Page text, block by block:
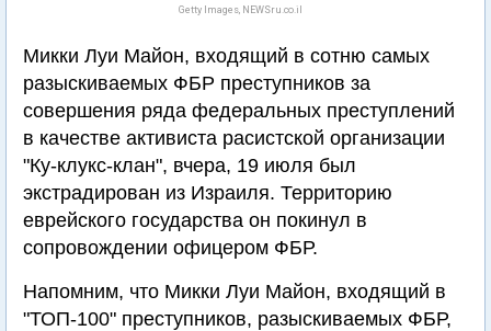
Getty Images, NEWSru.co.il
Микки Луи Майон, входящий в сотню самых
разыскиваемых ФБР преступников за
совершения ряда федеральных преступлений
в качестве активиста расистской организации
"Ку-клукс-клан", вчера, 19 июля был
экстрадирован из Израиля. Территорию
еврейского государства он покинул в
сопровождении офицером ФБР.
Напомним, что Микки Луи Майон, входящий в
"ТОП-100" преступников, разыскиваемых ФБР,